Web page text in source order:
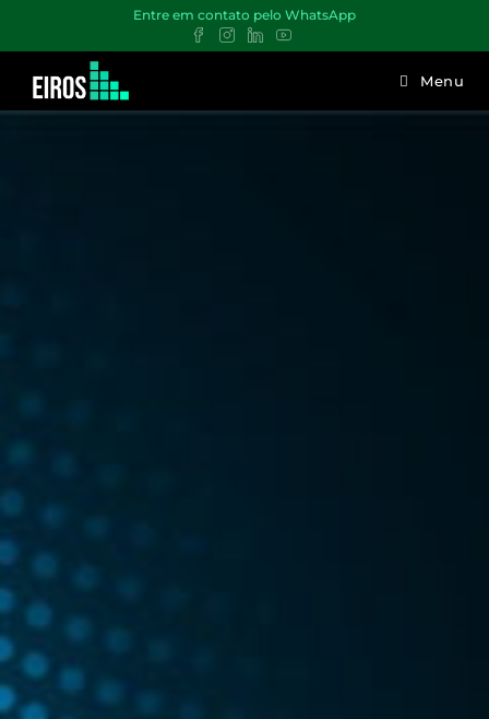
Entre em contato pelo WhatsApp
Menu